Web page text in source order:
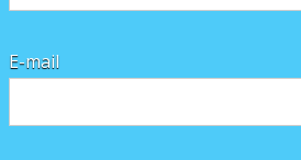
E-mail